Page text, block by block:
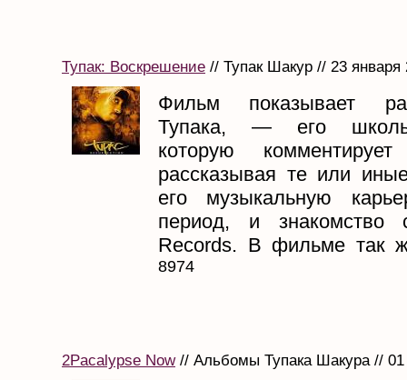
Тупак: Воскрешение // Тупак Шакур // 23 января
Фильм показывает
Тупака, — его
которую
рассказывая те или
его музыкальную
период, и
Records. В фильме так
8974
2Pacalypse Now// Альбомы Тупака Шакура // 01